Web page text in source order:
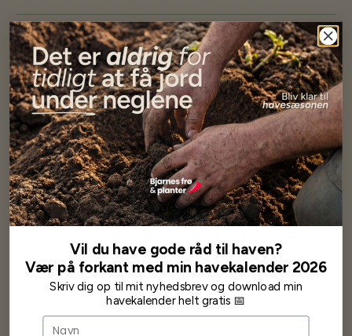
Specifikationer
Se mere af Gødningsprodukter
Vores kundersiger...
Har lige i går modtaget de fineste asparges kroner med posten
wauw en god kvalitet og størrelse.
Som skrevet før når jeg har skrevet med Bjarne har jeg altid mødt
venlighed og god service.
Jeg vil klart anbefale andre at købe her fra
Vil du have gode råd til haven?
Vær på forkant med min havekalender 2026
Skriv dig op til mit nyhedsbrev og download min
havekalender helt gratis 📅
Navn